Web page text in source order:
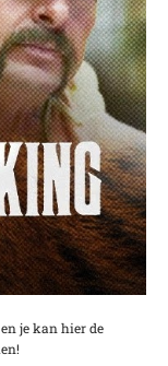
je kan hier de